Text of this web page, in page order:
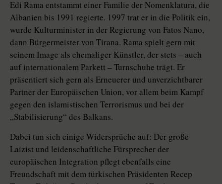
Edi Rama entstammt einer Familie der Nomenklatura, die
Albanien bis 1991 regierte. 1997 trat er in die Politik ein,
wurde Kulturminister in der Regierung von Fatos Nano,
dann Bürgermeister von Tirana. Rama spielt gern mit
seinem Image als ehemaliger Künstler, der stets – auch
auf interna­tio­nalem Parkett – Turnschuhe trägt. Er
präsentiert sich gern als Erneuerer und unverzichtbarer
Partner der Europäischen Union, vor allem beim Kampf
gegen den islamistischen Terrorismus und bei der
„Stabilisierung“ des Balkans.
Dabei tun sich einige Widersprüche auf: Der große
Laizist und leidenschaftliche Fürsprecher der
europäischen Integration pflegt ebenfalls eine
Freundschaft mit dem türkischen Präsidenten Re­cep